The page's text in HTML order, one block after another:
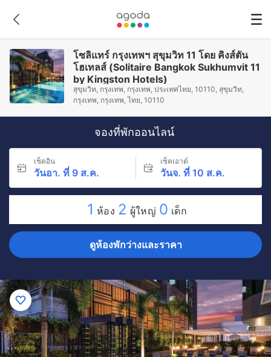
โซลิแทร์ กรุงเทพฯ สุขุมวิท 11 โดย คิงส์ตัน
โฮเทลส์ (Solitaire Bangkok Sukhumvit 11
by Kingston Hotels)
สุขุมวิท, กรุงเทพ, กรุงเทพ, ประเทศไทย, 10110, สุขุมวิท,
กรุงเทพ, กรุงเทพ, ไทย, 10110
จองที่พักออนไลน์
เช็คอิน
วันอา. ที่ 9 ส.ค.
เช็คเอาต์
วันจ. ที่ 10 ส.ค.
1 ห้อง 2 ผู้ใหญ่ 0 เด็ก
ดูห้องพักว่างและราคา